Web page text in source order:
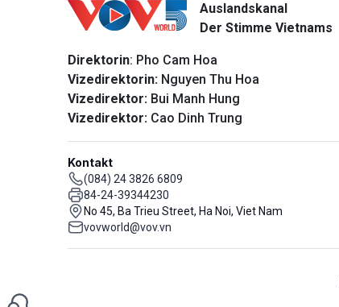
Auslandskanal
Der Stimme Vietnams
Direktorin: Pho Cam Hoa
Vizedirektorin: Nguyen Thu Hoa
Vizedirektor: Bui Manh Hung
Vizedirektor: Cao Dinh Trung
Kontakt
(084) 24 3826 6809
84-24-39344230
No 45, Ba Trieu Street, Ha Noi, Viet Nam
vovworld@vov.vn